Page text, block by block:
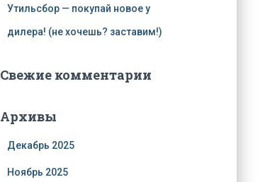
Утильсбор — покупай новое у
дилера! (не хочешь? заставим!)
Свежие комментарии
Архивы
Декабрь 2025
Ноябрь 2025